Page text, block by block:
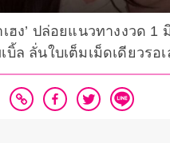
ฮง’ ปล่อยแนวทางงวด 1
บิ้ล ลั่นใบเต็มเม็ดเดียวรอ